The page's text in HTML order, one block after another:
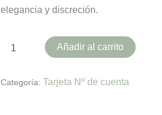
elegancia y discreción.
Añadir al carrito
Categoría: Tarjeta Nº de cuenta